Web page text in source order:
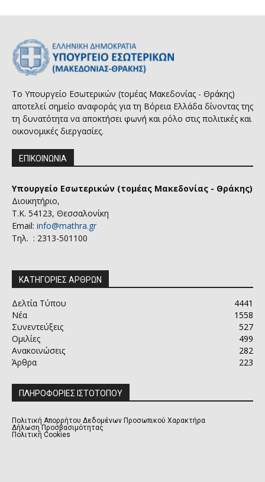
Το Υπουργείο Εσωτερικών (τομέας Μακεδονίας - Θράκης)
αποτελεί σημείο αναφοράς για τη Βόρεια Ελλάδα δίνοντας της
τη δυνατότητα να αποκτήσει φωνή και ρόλο στις πολιτικές και
οικονομικές διεργασίες.
ΕΠΙΚΟΙΝΩΝΙΑ
Υπουργείο Εσωτερικών (τομέας Μακεδονίας - Θράκης)
Διοικητήριο,
Τ.Κ. 54123, Θεσσαλονίκη
Email: info@mathra.gr
Τηλ. : 2313-501100
ΚΑΤΗΓΟΡΙΕΣ ΑΡΘΡΩΝ
Δελτία Τύπου
4441
Νέα
1558
Συνεντεύξεις
527
Ομιλίες
499
Ανακοινώσεις
282
Άρθρα
223
ΠΛΗΡΟΦΟΡΙΕΣ ΙΣΤΟΤΟΠΟΥ
Πολιτική Απορρήτου Δεδομένων Προσωπικού Χαρακτήρα
Δήλωση Προσβασιμότητας
Πολιτική Cookies